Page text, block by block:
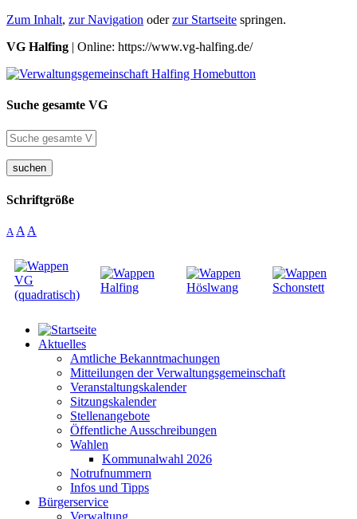
Zum Inhalt, zur Navigation oderzur Startseite springen.
VG Halfing | Online: https://www.vg-halfing.de/
Suche gesamte VG
suchen
Schriftgröße
A A A
Aktuelles
Amtliche Bekanntmachungen
Mitteilungen der Verwaltungsgemeinschaft
Veranstaltungskalender
Sitzungskalender
Stellenangebote
Öffentliche Ausschreibungen
Wahlen
Kommunalwahl 2026
Notrufnummern
Infos und Tipps
Bürgerservice
Verwaltung